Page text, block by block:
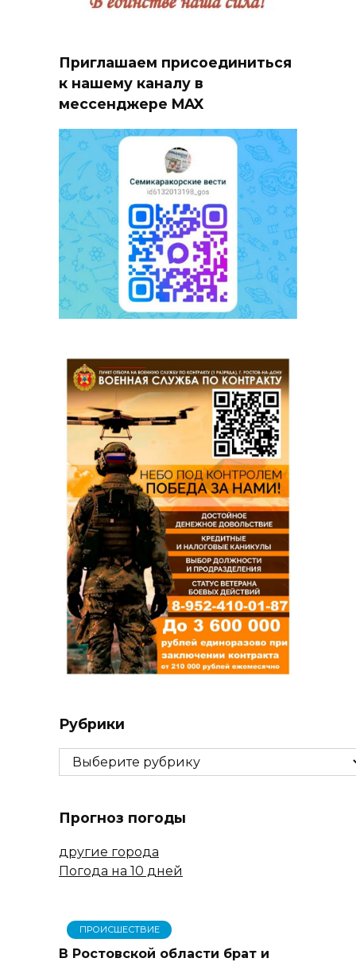
Приглашаем присоединиться
к нашему каналу в
мессенджере MAX
Рубрики
Рубрики
Прогноз погоды
другие города
Погода на 10 дней
ПРОИСШЕСТВИЕ
В Ростовской области брат и